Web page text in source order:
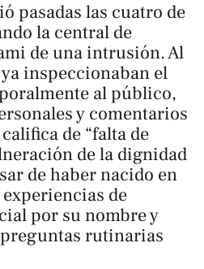
pasadas las cuatro de
la central de
de una intrusión. Al
inspeccionaban el
al público,
y comentarios
de “falta de
de la dignidad
de haber nacido en
de
por su nombre y
rutinarias